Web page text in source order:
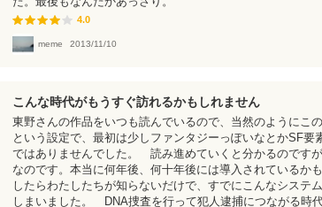
4.0
4.0
meme 2013/11/10
こんな時代がもうすぐ訪れるかもしれません
東野さんの作品をいつも読んでいるので、当然のように
という設定で、最初は少しファンタジーっぽいなとかSF要
ではありませんでした。 読み進めていくと分かるのです
なのです。本当に何年後、何十年後には導入されているか
したらわたしたちが知らないだけで、すでにこんなシステ
しまいました。 DNA捜査を行って犯人逮捕につながる時